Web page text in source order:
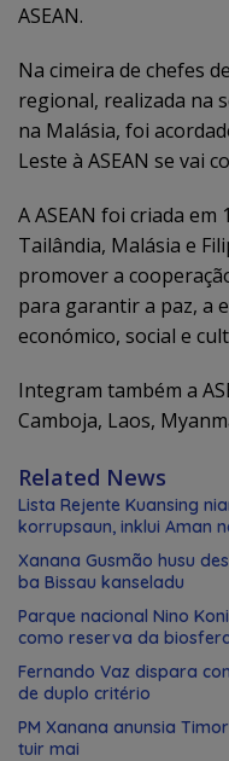
ASEAN.
Na cimeira de chefes
regional, realizada na
na Malásia, foi
Leste à ASEAN se vai
A ASEAN foi criada
Tailândia, Malásia e
promover a
para garantir a paz, a
económico, social e
Integram também a
Camboja, Laos,
Related News
Lista Rejente Kuansing
korrupsaun, inklui Aman
Xanana Gusmão husu
ba Bissau kanseladu
Parque nacional Nino
como reserva da biosfera
Fernando Vaz dispara
de duplo critério
PM Xanana anunsia
tuir mai